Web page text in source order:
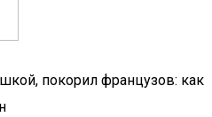
покорил французов: как